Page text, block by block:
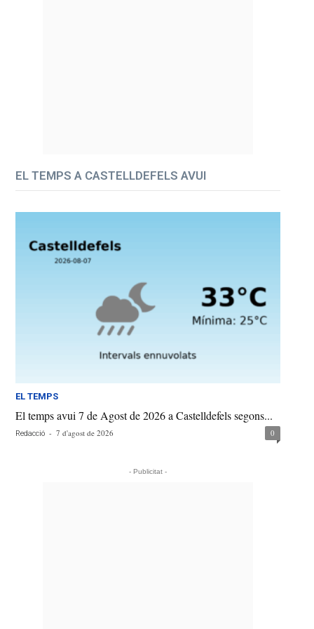
EL TEMPS A CASTELLDEFELS AVUI
EL TEMPS
El temps avui 7 de Agost de 2026 a Castelldefels segons...
Redacció - 7 d'agost de 2026 0
- Publicitat -